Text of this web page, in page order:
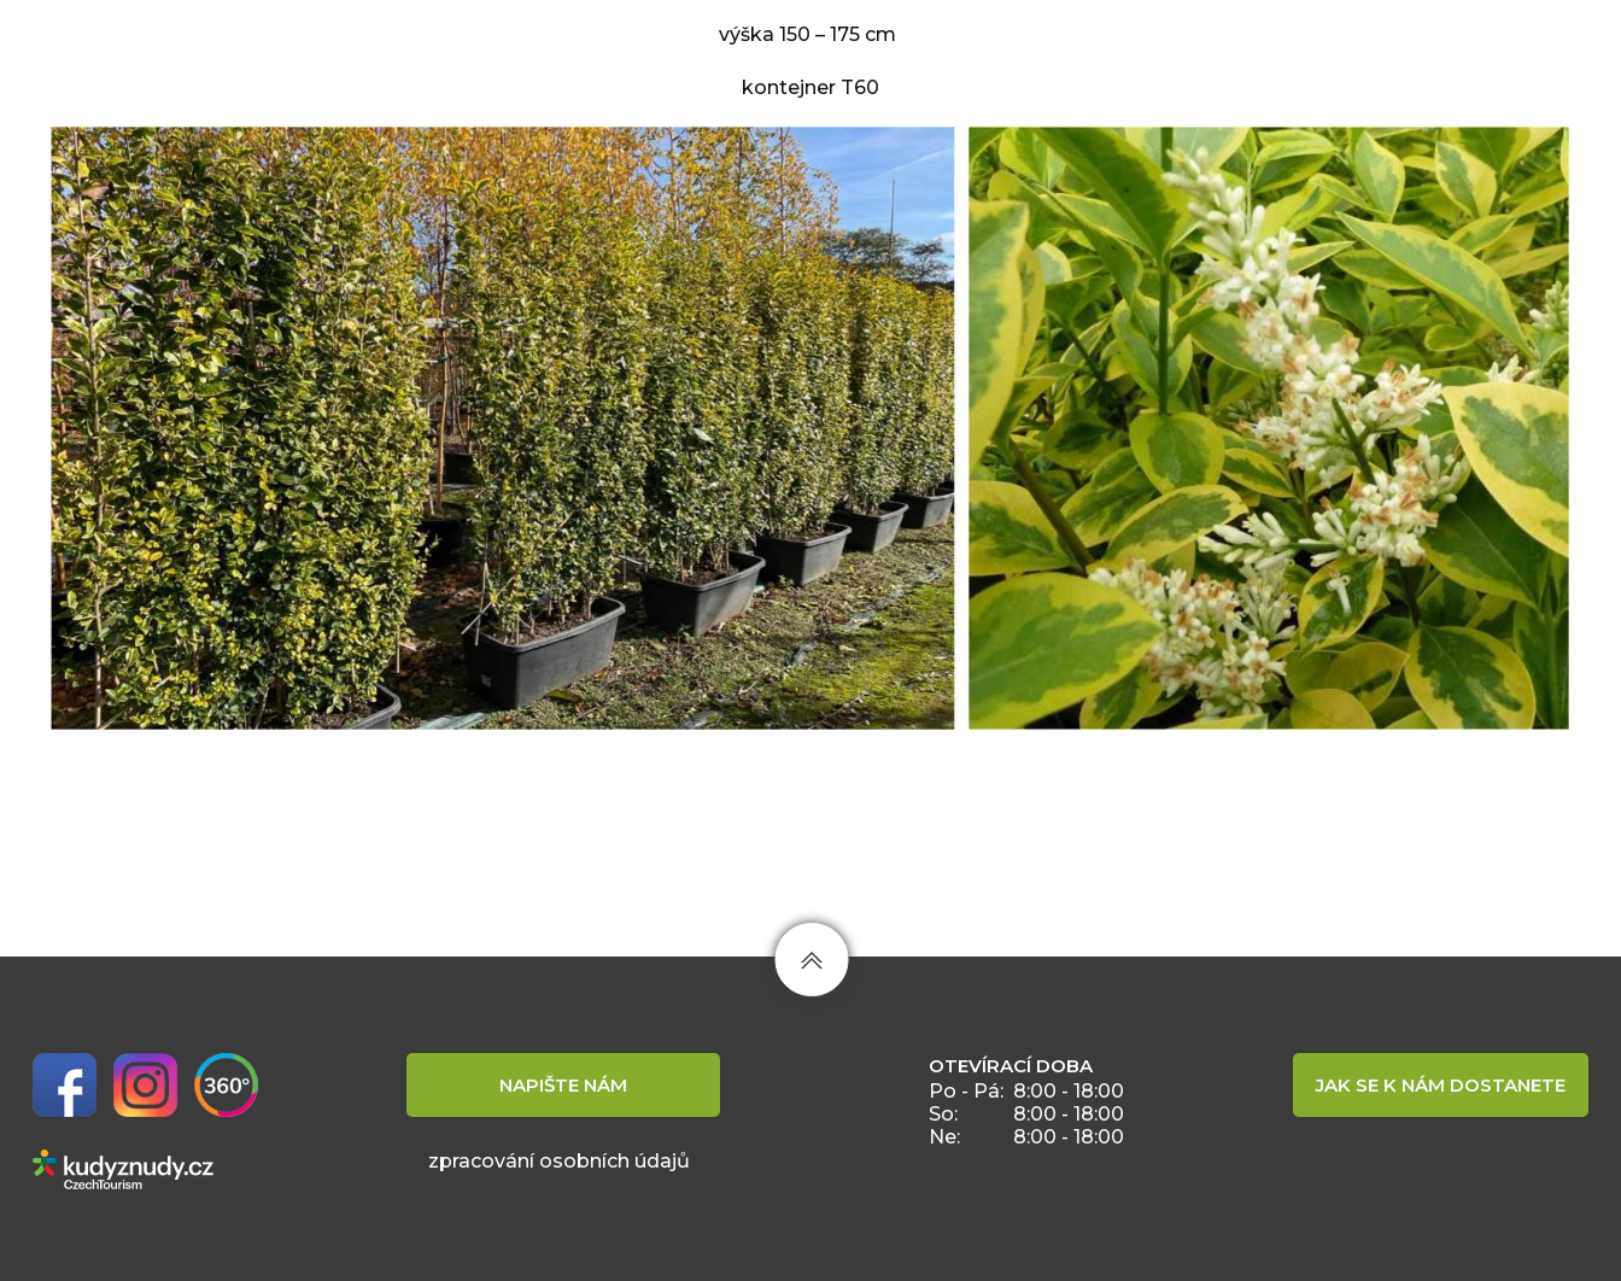
výška 150 – 175 cm
kontejner T60
NAPIŠTE NÁM
zpracování osobních údajů
OTEVÍRACÍ DOBA
Po - Pá: 8:00 - 18:00
So:
8:00 - 18:00
Ne:
8:00 - 18:00
JAK SE K NÁM DOSTANETE